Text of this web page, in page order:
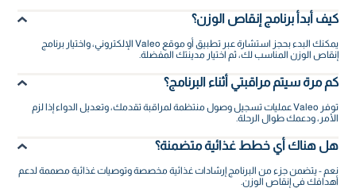
كيف أبدأ برنامج إنقاص الوزن؟
يمكنك البدء بحجز استشارة عبر تطبيق أو موقع Valeo الإلكتروني، واختيار برنامج
إنقاص الوزن المناسب لك، ثم اختيار مدينتك المفضلة.
كم مرة سيتم مراقبتي أثناء البرنامج؟
توفر Valeo عمليات تسجيل وصول منتظمة لمراقبة تقدمك، وتعديل الدواء إذا لزم
الأمر، ودعمك طوال الرحلة.
هل هناك أي خطط غذائية متضمنة؟
نعم - يتضمن جزء من البرنامج إرشادات غذائية مخصصة وتوصيات غذائية مصممة لدعم
أهدافك في إنقاص الوزن.